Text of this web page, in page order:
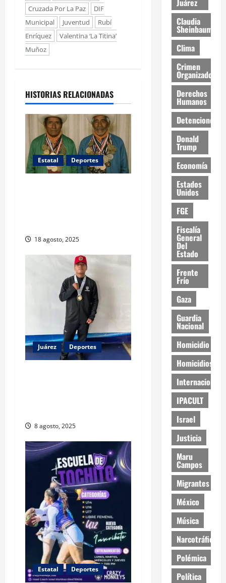
Cruzada Por La Paz
DIF
Municipal
Juventud
Rubí
Enríquez
Valentina ‘La Titina’
Muñoz
HISTORIAS RELACIONADAS
Estatal Deportes
18 agosto, 2025
Juárez Deportes
8 agosto, 2025
Estatal Deportes
Juárez
Claudia
Sheinbaum
Clima
Crimen
Organizado
Derechos
Humanos
Detenciones
Donald
Trump
Economía
Estados
Unidos
FGE
Fiscalía
General
Del
Estado
Frente
Frío
Gaza
Guardia
Nacional
Homicidio
Homicidios
Internacional
IPACULT
Israel
Justicia
Maru
Campos
Migrantes
México
Música
Narcotráfico
Polémica
Política